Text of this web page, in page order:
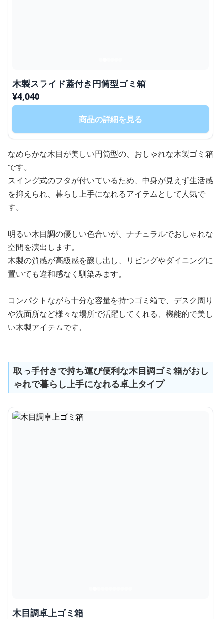
木製スライド蓋付き円筒型ゴミ箱
¥4,040
商品の詳細を見る
なめらかな木目が美しい円筒型の、おしゃれな木製ゴミ箱
です。
スイング式のフタが付いているため、中身が見えず生活感
を抑えられ、暮らし上手になれるアイテムとして人気で
す。
明るい木目調の優しい色合いが、ナチュラルでおしゃれな
空間を演出します。
木製の質感が高級感を醸し出し、リビングやダイニングに
置いても違和感なく馴染みます。
コンパクトながら十分な容量を持つゴミ箱で、デスク周り
や洗面所など様々な場所で活躍してくれる、機能的で美し
い木製アイテムです。
取っ手付きで持ち運び便利な木目調ゴミ箱がおし
ゃれで暮らし上手になれる卓上タイプ
木目調卓上ゴミ箱